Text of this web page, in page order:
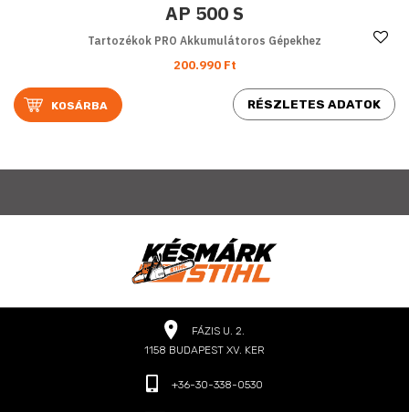
AP 500 S
Tartozékok PRO Akkumulátoros Gépekhez
200.990 Ft
RÉSZLETES ADATOK
FÁZIS U. 2.
1158 BUDAPEST XV. KER
+36-30-338-0530